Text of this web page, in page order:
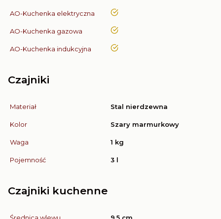
AO-Kuchenka elektryczna tak
AO-Kuchenka gazowa tak
AO-Kuchenka indukcyjna tak
Czajniki
Materiał Stal nierdzewna
Kolor Szary marmurkowy
Waga 1 kg
Pojemność 3 l
Czajniki kuchenne
Średnica wlewu 9,5 cm